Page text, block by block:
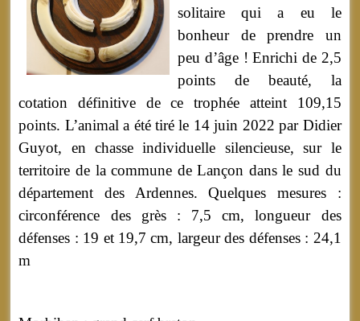
solitaire qui a eu le
bonheur de prendre un
peu d’âge ! Enrichi de 2,5
points de beauté, la
cotation définitive de ce trophée atteint 109,15
points. L’animal a été tiré le 14 juin 2022 par Didier
Guyot, en chasse individuelle silencieuse, sur le
territoire de la commune de Lançon dans le sud du
département des Ardennes. Quelques mesures :
circonférence des grès : 7,5 cm, longueur des
défenses : 19 et 19,7 cm, largeur des défenses : 24,1
m